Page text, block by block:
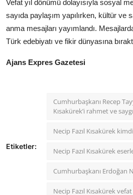
Vefat yıl dönümü dolayısıyla sosyal
sayıda paylaşım yapılırken, kültür ve
anma mesajları yayımlandı.
Türk edebiyatı ve fikir dünyasına
Ajans Expres Gazetesi
Etiketler:
Cumhurbaşkanı Recep
Kısakürek’i rahmet ve
Necip Fazıl Kısakürek
Necip Fazıl Kısakürek
Cumhurbaşkanı Erdoğan
Necip Fazıl Kısakürek